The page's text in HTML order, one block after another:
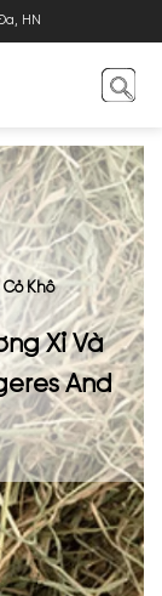
HN
Cỏ Khô
Xỉ Và
And